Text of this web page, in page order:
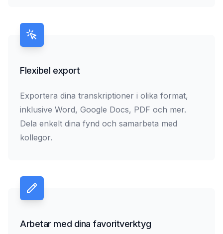
Flexibel export
Exportera dina transkriptioner i olika format,
inklusive Word, Google Docs, PDF och mer.
Dela enkelt dina fynd och samarbeta med
kollegor.
Arbetar med dina favoritverktyg